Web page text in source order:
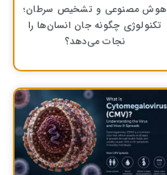
هوش مصنوعی و تشخیص سرطان؛
تکنولوژی چگونه جان انسان‌ها را
نجات می‌دهد؟